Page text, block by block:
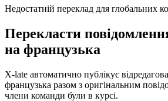
Недостатній переклад для глобальних
Перекласти
на французька
X-late автоматично публікує
французька разом з оригінальним
члени команди були в курсі.